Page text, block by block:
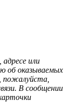
или
об оказываемых
пожалуйста,
В сообщении